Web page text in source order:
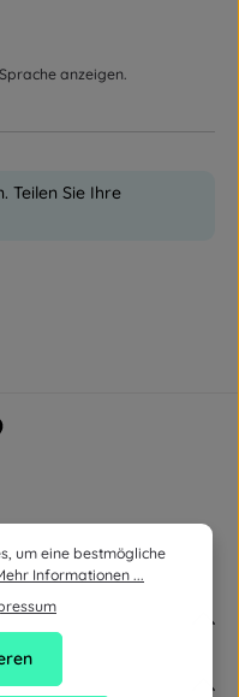
anzeigen.
Teilen Sie Ihre
um eine bestmögliche
Informationen ...